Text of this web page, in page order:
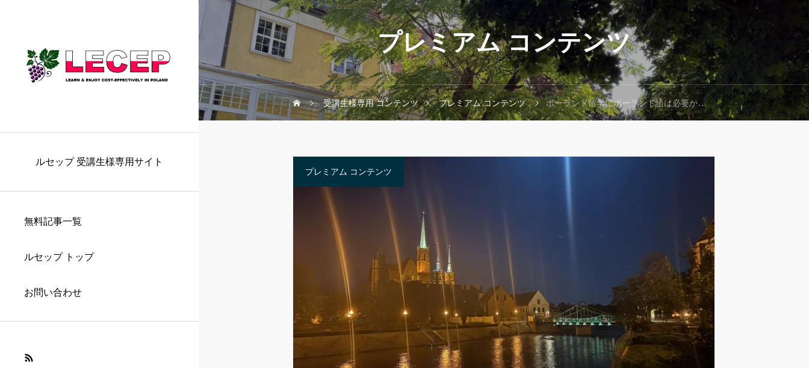
ルセップ 受講生様専用サイト
無料記事一覧
ルセップ トップ
お問い合わせ
プレミアム コンテンツ
受講生様専用 コンテンツ プレミアム コンテンツ ポーランド留学にポーランド語は必要か？
プレミアム コンテンツ